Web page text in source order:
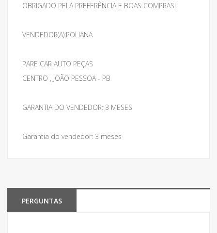
OBRIGADO PELA PREFERÊNCIA E BOAS COMPRAS!
VENDEDOR(A):POLIANA
PARE CAR AUTO PEÇAS
CENTRO , JOÃO PESSOA - PB
GARANTIA DO VENDEDOR: 3 MESES
Garantia do vendedor: 3 meses
PERGUNTAS